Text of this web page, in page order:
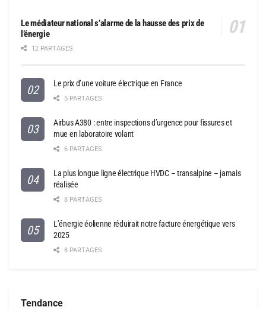
Le médiateur national s’alarme de la hausse des prix de
l’énergie
12 PARTAGES
Le prix d’une voiture électrique en France
5 PARTAGES
Airbus A380 : entre inspections d’urgence pour fissures et
mue en laboratoire volant
6 PARTAGES
La plus longue ligne électrique HVDC – transalpine – jamais
réalisée
8 PARTAGES
L’énergie éolienne réduirait notre facture énergétique vers
2025
8 PARTAGES
Tendance